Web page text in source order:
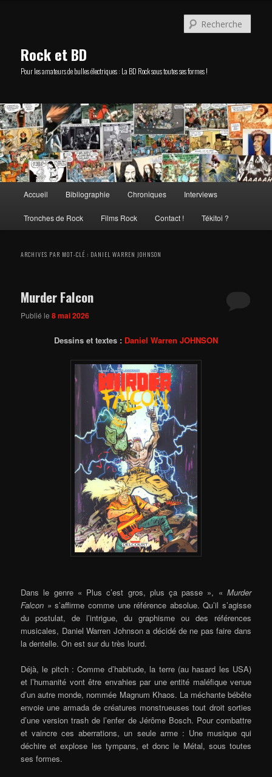
Rock et BD
Pour les amateurs de bulles électriques : La BD Rock sous toutes ses formes !
principal
Accueil Bibliographie Chroniques Interviews
Tronches de Rock Films Rock Contact ! Tékitoi ?
ARCHIVES PAR MOT-CLÉ : DANIEL WARREN JOHNSON
Murder Falcon
Publié le8 mai 2026
Dessins et textes : Daniel Warren JOHNSON
Dans le genre « Plus c’est gros, plus ça passe », « Murder
Falcon » s’affirme comme une référence absolue. Qu’il s’agisse
du postulat, de l’intrigue, du graphisme ou des références
musicales, Daniel Warren Johnson a décidé de ne pas faire dans
la dentelle. On est sur du très lourd.
Déjà, le pitch : Comme d’habitude, la terre (au hasard les USA)
et l’humanité vont être envahies par une entité maléfique venue
d’un autre monde, nommée Magnum Khaos. La méchante bébête
envoie une armada de créatures monstrueuses tout droit sorties
d’une version trash de l’enfer de Jérôme Bosch. Pour combattre
et vaincre ces aberrations, un seule arme : Une musique qui
déchire et explose les tympans, et donc le Métal, sous toutes
ses formes.